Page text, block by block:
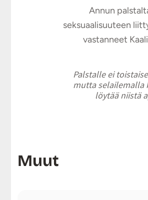
Annun
seksuaalisuuteen
vastanneet
Palstalle ei
mutta selailemalla
löytää niistä
Muut